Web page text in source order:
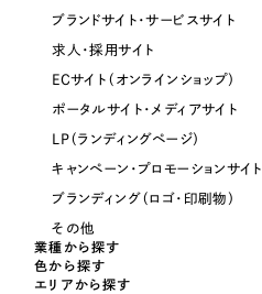
オレンジ・橙色
パープル・紫色
ブランドサイト・サービスサイト
求人・採用サイト
ECサイト（オンラインショップ）
ポータルサイト・メディアサイト
LP（ランディングページ）
キャンペーン・プロモーションサイト
ブランディング（ロゴ・印刷物）
その他
業種から探す
色から探す
エリアから探す